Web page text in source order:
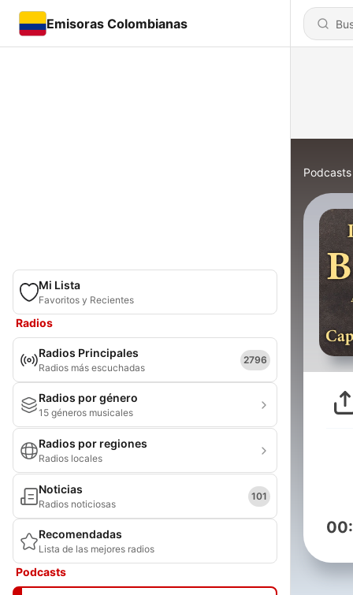
Emisoras Colombianas
Mi Lista
Favoritos y Recientes
Radios
Radios Principales
Radios más escuchadas
2796
Radios por género
15 géneros musicales
Radios por regiones
Radios locales
Noticias
Radios noticiosas
101
Recomendadas
Lista de las mejores radios
Podcasts
Podcasts